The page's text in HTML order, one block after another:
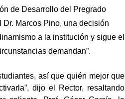
de Desarrollo del Pregrado
Marcos Pino, una decisión
a la institución y sigue el
demandan”.
así que quién mejor que
dijo el Rector, resaltando